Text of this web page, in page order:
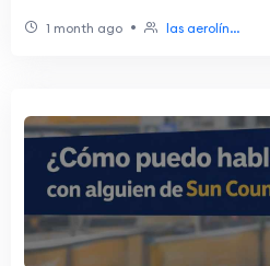
1 month ago • las aerolín...